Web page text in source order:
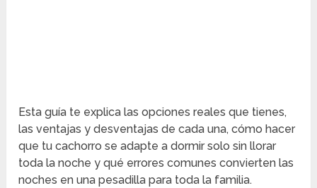
Esta guía te explica las opciones reales que tienes,
las ventajas y desventajas de cada una, cómo hacer
que tu cachorro se adapte a dormir solo sin llorar
toda la noche y qué errores comunes convierten las
noches en una pesadilla para toda la familia.